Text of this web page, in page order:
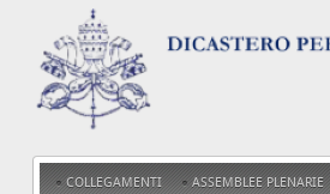
COLLEGAMENTI ASSEMBLEE PLENARIE